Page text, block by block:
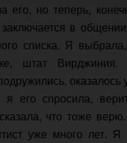
его, но теперь,
в
списка. Я
штат Вирджиния.
его спросила,
что тоже
уже много лет.